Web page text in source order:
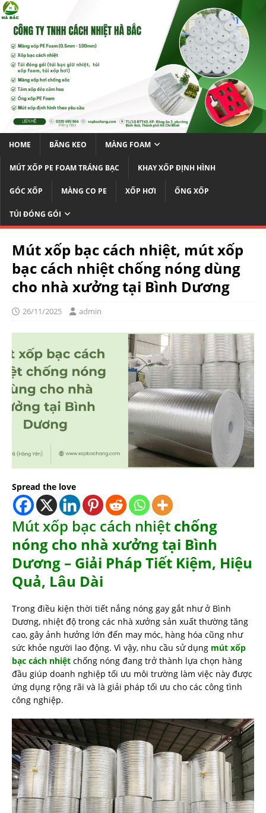
HOME BĂNG KEO MÀNG FOAM
MÚT XỐP PE FOAM TRÁNG BẠC KHAY XỐP ĐỊNH HÌNH
GÓC XỐP MÀNG CO PE XỐP HƠI ỐNG XỐP
TÚI ĐÓNG GÓI
Mút xốp bạc cách nhiệt, mút xốp
bạc cách nhiệt chống nóng dùng
cho nhà xưởng tại Bình Dương
26/11/2025 admin
Spread the love
Mút xốp bạc cách nhiệt chống
nóng cho nhà xưởng tại Bình
Dương – Giải Pháp Tiết Kiệm, Hiệu
Quả, Lâu Dài
Trong điều kiện thời tiết nắng nóng gay gắt như ở Bình
Dương, nhiệt độ trong các nhà xưởng sản xuất thường tăng
cao, gây ảnh hưởng lớn đến may móc, hàng hóa cũng như
sức khỏe người lao động. Vì vậy, nhu cầu sử dụng mút xốp
bạc cách nhiệt chống nóng đang trở thành lựa chọn hàng
đầu giúp doanh nghiệp tối ưu môi trường làm việc này được
ứng dụng rộng rãi và là giải pháp tối ưu cho các công tình
công nghiệp.